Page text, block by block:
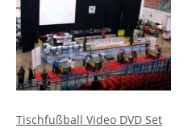
Tischfußball Video DVD Set